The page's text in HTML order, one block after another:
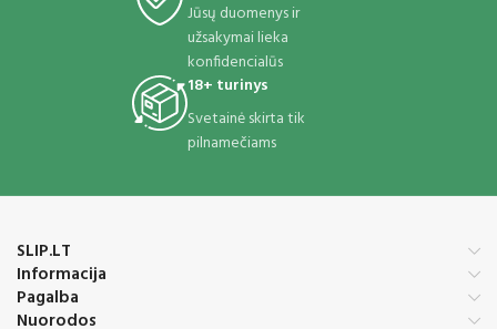
Jūsų duomenys ir
užsakymai lieka
konfidencialūs
18+ turinys
Svetainė skirta tik
pilnamečiams
SLIP.LT
Informacija
Pagalba
Nuorodos